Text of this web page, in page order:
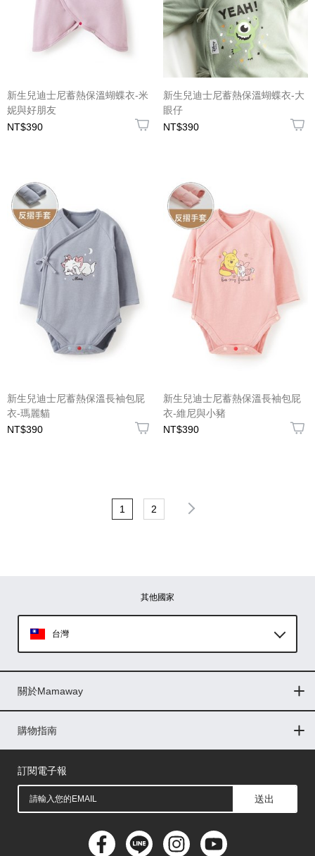
新生兒迪士尼蓄熱保溫蝴蝶衣-米
妮與好朋友
NT$390
新生兒迪士尼蓄熱保溫蝴蝶衣-大
眼仔
NT$390
新生兒迪士尼蓄熱保溫長袖包屁
衣-瑪麗貓
NT$390
新生兒迪士尼蓄熱保溫長袖包屁
衣-維尼與小豬
NT$390
1 2
其他國家
台灣
印尼
菲律賓
馬來西亞
關於Mamaway
門市據點
最新消息
品牌故事
人力招募
媒體花絮
隱私權聲明
CSR企業社會責任
購物指南
購物常見問題
退換貨問題
儲值金使用條款
購買儲值金
發票問題
會員權益
線上留言
吸乳器-免費體驗
訂閱電子報
送出